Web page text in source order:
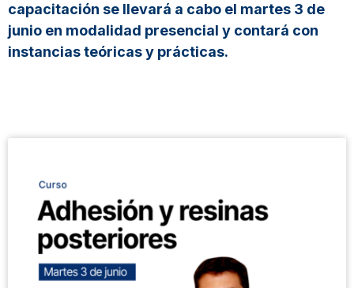
capacitación se llevará a cabo el martes 3 de
junio en modalidad presencial y contará con
instancias teóricas y prácticas.